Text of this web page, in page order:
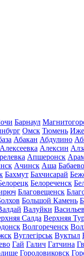
Барнаул
Омск Тюмень
Абакан Абдулино
Алексеевка Алексин
Апшеронск
Ачинск Аша Бабаево
Бахмут Бахчисарай
Белореченск
Благовещенск
Большой Камень
Валуйки
Салда Верхняя
Волгореченск
Вуглегірськ Вуктыл
Гай Галич Гатчина
Городовиковск